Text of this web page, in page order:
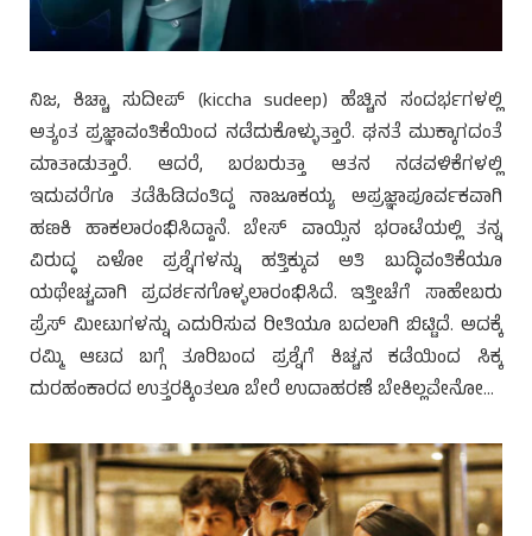
ನಿಜ, ಕಿಚ್ಚಾ ಸುದೀಪ್ (kiccha sudeep) ಹೆಚ್ಚಿನ ಸಂದರ್ಭಗಳಲ್ಲಿ
ಅತ್ಯಂತ ಪ್ರಜ್ಞಾವಂತಿಕೆಯಿಂದ ನಡೆದುಕೊಳ್ಳುತ್ತಾರೆ. ಘನತೆ ಮುಕ್ಕಾಗದಂತೆ
ಮಾತಾಡುತ್ತಾರೆ. ಆದರೆ, ಬರಬರುತ್ತಾ ಆತನ ನಡವಳಿಕೆಗಳಲ್ಲಿ
ಇದುವರೆಗೂ ತಡೆಹಿಡಿದಂತಿದ್ದ ನಾಜೂಕಯ್ಯ ಅಪ್ರಜ್ಞಾಪೂರ್ವಕವಾಗಿ
ಹಣಕಿ ಹಾಕಲಾರಂಭಿಸಿದ್ದಾನೆ. ಬೇಸ್ ವಾಯ್ಸಿನ ಭರಾಟೆಯಲ್ಲಿ ತನ್ನ
ವಿರುದ್ಧ ಏಳೋ ಪ್ರಶ್ನೆಗಳನ್ನು ಹತ್ತಿಕ್ಕುವ ಅತಿ ಬುದ್ಧಿವಂತಿಕೆಯೂ
ಯಥೇಚ್ಚವಾಗಿ ಪ್ರದರ್ಶನಗೊಳ್ಳಲಾರಂಭಿಸಿದೆ. ಇತ್ತೀಚೆಗೆ ಸಾಹೇಬರು
ಪ್ರೆಸ್ ಮೀಟುಗಳನ್ನು ಎದುರಿಸುವ ರೀತಿಯೂ ಬದಲಾಗಿ ಬಿಟ್ಟಿದೆ. ಅದಕ್ಕೆ
ರಮ್ಮಿ ಆಟದ ಬಗ್ಗೆ ತೂರಿಬಂದ ಪ್ರಶ್ನೆಗೆ ಕಿಚ್ಚನ ಕಡೆಯಿಂದ ಸಿಕ್ಕ
ದುರಹಂಕಾರದ ಉತ್ತರಕ್ಕಿಂತಲೂ ಬೇರೆ ಉದಾಹರಣೆ ಬೇಕಿಲ್ಲವೇನೋ…